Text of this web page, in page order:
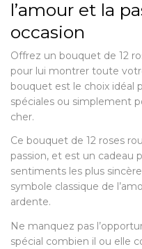
l’amour et la
occasion
Offrez un bouquet de 12
pour lui montrer toute
bouquet est le choix idéal
spéciales ou simplement
cher.
Ce bouquet de 12 roses
passion, et est un cadeau
sentiments les plus
symbole classique de
ardente.
Ne manquez pas
spécial combien il ou elle